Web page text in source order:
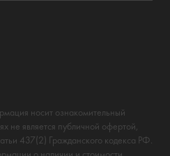
носит ознакомительный
не является публичной офертой,
437(2) Гражданского кодекса РФ.